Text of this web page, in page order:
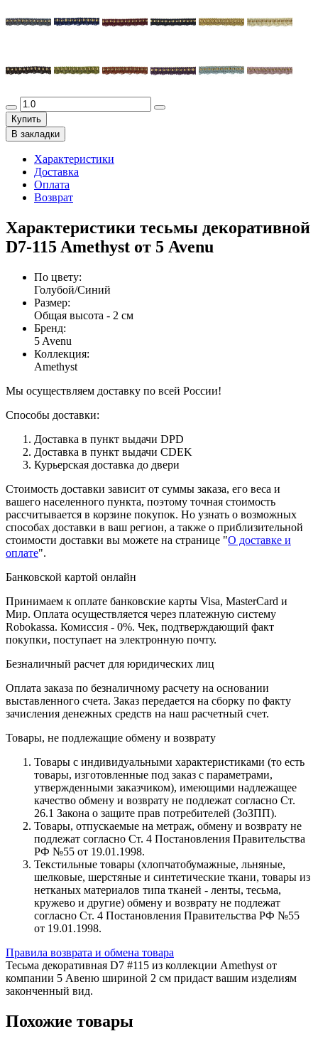
Купить
В закладки
Характеристики
Доставка
Оплата
Возврат
Характеристики тесьмы декоративной
D7-115 Amethyst от 5 Avenu
По цвету:
Голубой/Синий
Размер:
Общая высота - 2 см
Бренд:
5 Avenu
Коллекция:
Amethyst
Мы осуществляем доставку по всей России!
Способы доставки:
Доставка в пункт выдачи DPD
Доставка в пункт выдачи CDEK
Курьерская доставка до двери
Стоимость доставки зависит от суммы заказа, его веса и
вашего населенного пункта, поэтому точная стоимость
рассчитывается в корзине покупок. Но узнать о возможных
способах доставки в ваш регион, а также о приблизительной
стоимости доставки вы можете на странице "О доставке и
оплате".
Банковской картой онлайн
Принимаем к оплате банковские карты Visa, MasterCard и
Мир. Оплата осуществляется через платежную систему
Robokassa. Комиссия - 0%. Чек, подтверждающий факт
покупки, поступает на электронную почту.
Безналичный расчет для юридических лиц
Оплата заказа по безналичному расчету на основании
выставленного счета. Заказ передается на сборку по факту
зачисления денежных средств на наш расчетный счет.
Товары, не подлежащие обмену и возврату
Товары с индивидуальными характеристиками (то есть
товары, изготовленные под заказ с параметрами,
утвержденными заказчиком), имеющими надлежащее
качество обмену и возврату не подлежат согласно Ст.
26.1 Закона о защите прав потребителей (ЗоЗПП).
Товары, отпускаемые на метраж, обмену и возврату не
подлежат согласно Ст. 4 Постановления Правительства
РФ №55 от 19.01.1998.
Текстильные товары (хлопчатобумажные, льняные,
шелковые, шерстяные и синтетические ткани, товары из
нетканых материалов типа тканей - ленты, тесьма,
кружево и другие) обмену и возврату не подлежат
согласно Ст. 4 Постановления Правительства РФ №55
от 19.01.1998.
Правила возврата и обмена товара
Тесьма декоративная D7 #115 из коллекции Amethyst от
компании 5 Авеню шириной 2 см придаст вашим изделиям
законченный вид.
Похожие товары